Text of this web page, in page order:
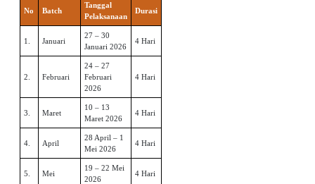
No Batch
Tanggal
Pelaksanaan
Durasi
1. Januari
27 – 30
Januari 2026
4 Hari
2. Februari
24 – 27
Februari
2026
4 Hari
3. Maret
10 – 13
Maret 2026
4 Hari
4. April
28 April – 1
Mei 2026
4 Hari
5. Mei
19 – 22 Mei
2026
4 Hari